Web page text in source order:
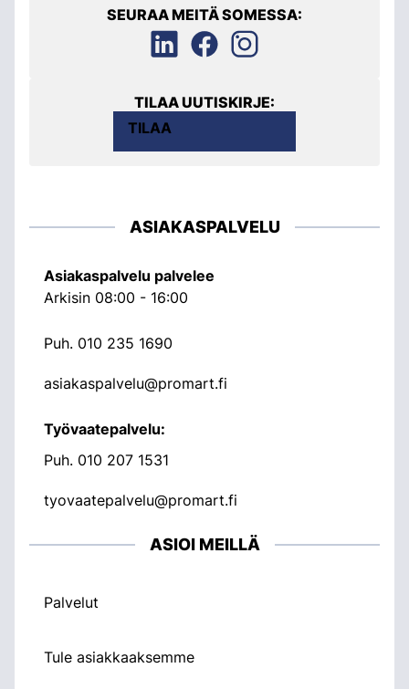
SEURAA MEITÄ SOMESSA:
TILAA UUTISKIRJE:
TILAA
ASIAKASPALVELU
Asiakaspalvelu palvelee
Arkisin 08:00 - 16:00
Puh. 010 235 1690
asiakaspalvelu@promart.fi
Työvaatepalvelu:
Puh. 010 207 1531
tyovaatepalvelu@promart.fi
ASIOI MEILLÄ
Palvelut
Tule asiakkaaksemme